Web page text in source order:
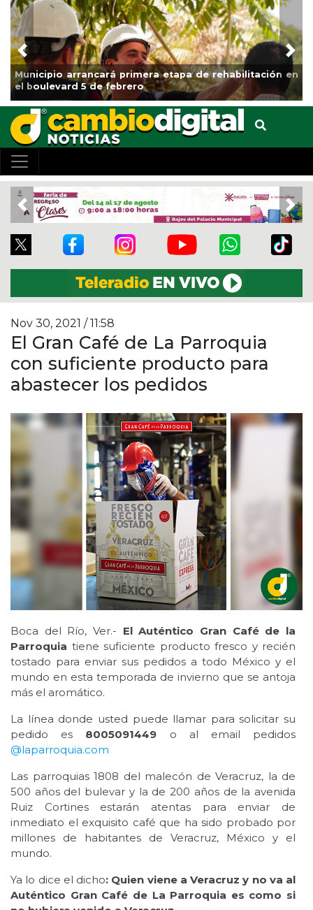
Municipio arrancará primera etapa de rehabilitación en
el boulevard 5 de febrero
Previous
Previous
Nov 30, 2021 / 11:58
El Gran Café de La Parroquia
con suficiente producto para
abastecer los pedidos
Boca del Río, Ver.- El Auténtico Gran Café de la
Parroquia tiene suficiente producto fresco y recién
tostado para enviar sus pedidos a todo México y el
mundo en esta temporada de invierno que se antoja
más el aromático.
La línea donde usted puede llamar para solicitar su
pedido es 8005091449 o al email pedidos
@laparroquia.com
Las parroquias 1808 del malecón de Veracruz, la de
500 años del bulevar y la de 200 años de la avenida
Ruiz Cortines estarán atentas para enviar de
inmediato el exquisito café que ha sido probado por
millones de habitantes de Veracruz, México y el
mundo.
Ya lo dice el dicho: Quien viene a Veracruz y no va al
Auténtico Gran Café de La Parroquia es como si